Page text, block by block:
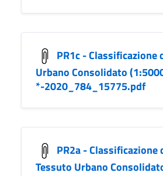
PR1c - Classificazione
Urbano Consolidato
*-2020_784_15775.pdf
PR2a - Classificazione
Tessuto Urbano